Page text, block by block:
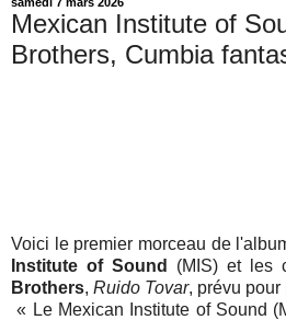
Mexican Institute of
Brothers, Cumbia
Voici le premier morceau de
Institute of Sound
(MIS) et les
Brothers, Ruido Tovar, prévu pour
« Le Mexican Institute of Sound